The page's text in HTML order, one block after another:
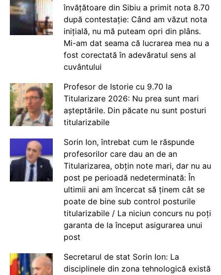
învățătoare din Sibiu a primit nota 8.70
după contestație: Când am văzut nota
inițială, nu mă puteam opri din plâns.
Mi-am dat seama că lucrarea mea nu a
fost corectată în adevăratul sens al
cuvântului
Profesor de Istorie cu 9.70 la
Titularizare 2026: Nu prea sunt mari
așteptările. Din păcate nu sunt posturi
titularizabile
Sorin Ion, întrebat cum le răspunde
profesorilor care dau an de an
Titularizarea, obțin note mari, dar nu au
post pe perioadă nedeterminată: În
ultimii ani am încercat să ținem cât se
poate de bine sub control posturile
titularizabile / La niciun concurs nu poți
garanta de la început asigurarea unui
post
Secretarul de stat Sorin Ion: La
disciplinele din zona tehnologică există